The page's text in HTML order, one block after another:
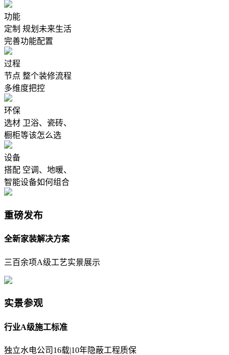
功能
定制 规划未来生活
完善功能配置
过程
节点 整个装修流程
多维度把控
环保
选材 卫浴、瓷砖、
橱柜等该怎么选
设备
搭配 空调、地暖、
智能设备如何组合
重磅发布
全新家装解决方案
三百余项A级工艺实景展示
实景参观
行业A级施工标准
独立水电公司16载|10年隐蔽工程质保